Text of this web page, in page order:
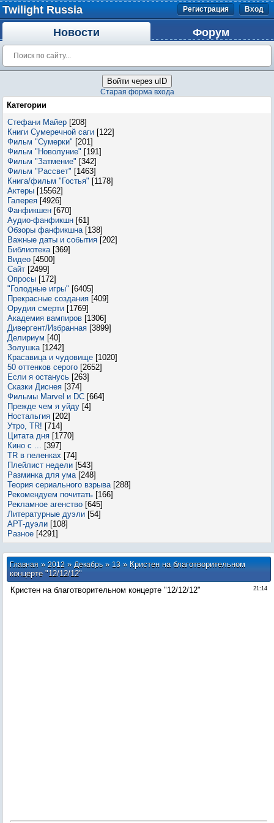
Twilight Russia Регистрация Вход
Новости Форум
Войти через uID
Старая форма входа
Категории
Стефани Майер [208]
Книги Сумеречной саги [122]
Фильм "Сумерки" [201]
Фильм "Новолуние" [191]
Фильм "Затмение" [342]
Фильм "Рассвет" [1463]
Книга/фильм "Гостья" [1178]
Актеры [15562]
Галерея [4926]
Фанфикшен [670]
Аудио-фанфикшн [61]
Обзоры фанфикшна [138]
Важные даты и события [202]
Библиотека [369]
Видео [4500]
Сайт [2499]
Опросы [172]
"Голодные игры" [6405]
Прекрасные создания [409]
Орудия смерти [1769]
Академия вампиров [1306]
Дивергент/Избранная [3899]
Делириум [40]
Золушка [1242]
Красавица и чудовище [1020]
50 оттенков серого [2652]
Если я останусь [263]
Сказки Диснея [374]
Фильмы Marvel и DC [664]
Прежде чем я уйду [4]
Ностальгия [202]
Утро, TR! [714]
Цитата дня [1770]
Кино с ... [397]
TR в пеленках [74]
Плейлист недели [543]
Разминка для ума [248]
Теория сериального взрыва [288]
Рекомендуем почитать [166]
Рекламное агенство [645]
Литературные дуэли [54]
АРТ-дуэли [108]
Разное [4291]
Главная»2012 » Декабрь » 13» Кристен на благотворительном
концерте "12/12/12"
21:14
Кристен на благотворительном концерте "12/12/12"